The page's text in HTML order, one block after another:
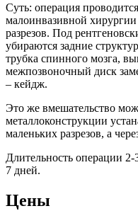
Суть: операция
малоинвазивной
разрезов. Под
убираются задние
трубка спинного мозга,
межпозвоночный диск
– кейдж.
Это же вмешательство
металлоконструкции
маленьких разрезов, а
Длительность операции 2-
7 дней.
Цены